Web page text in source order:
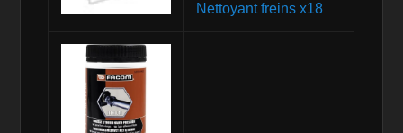
Nettoyant freins x18